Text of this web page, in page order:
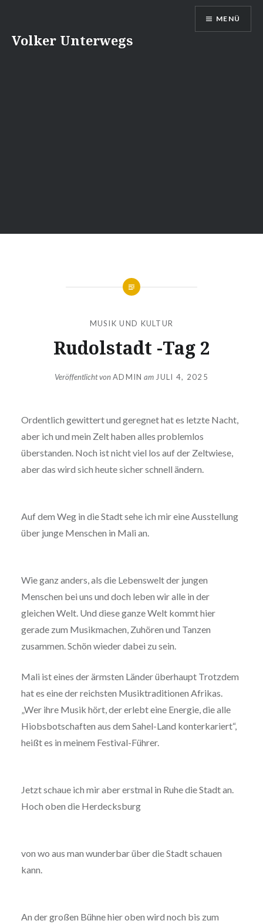
InhaltVolker Unterwegs
MENÜ
MUSIK UND KULTUR
Rudolstadt -Tag 2
Veröffentlicht vonADMIN am JULI 4, 2025
Ordentlich gewittert und geregnet hat es letzte Nacht,
aber ich und mein Zelt haben alles problemlos
überstanden. Noch ist nicht viel los auf der Zeltwiese,
aber das wird sich heute sicher schnell ändern.
Auf dem Weg in die Stadt sehe ich mir eine Ausstellung
über junge Menschen in Mali an.
Wie ganz anders, als die Lebenswelt der jungen
Menschen bei uns und doch leben wir alle in der
gleichen Welt. Und diese ganze Welt kommt hier
gerade zum Musikmachen, Zuhören und Tanzen
zusammen. Schön wieder dabei zu sein.
Mali ist eines der ärmsten Länder überhaupt Trotzdem
hat es eine der reichsten Musiktraditionen Afrikas.
„Wer ihre Musik hört, der erlebt eine Energie, die alle
Hiobsbotschaften aus dem Sahel-Land konterkariert“,
heißt es in meinem Festival-Führer.
Jetzt schaue ich mir aber erstmal in Ruhe die Stadt an.
Hoch oben die Herdecksburg
von wo aus man wunderbar über die Stadt schauen
kann.
An der großen Bühne hier oben wird noch bis zum